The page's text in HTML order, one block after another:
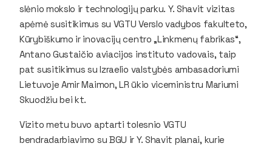
slėnio mokslo ir technologijų parku. Y. Shavit vizitas
apėmė susitikimus su VGTU Verslo vadybos fakulteto,
Kūrybiškumo ir inovacijų centro „Linkmenų fabrikas“,
Antano Gustaičio aviacijos instituto vadovais, taip
pat susitikimus su Izraelio valstybės ambasadoriumi
Lietuvoje Amir Maimon, LR ūkio viceministru Mariumi
Skuodžiu bei kt.
Vizito metu buvo aptarti tolesnio VGTU
bendradarbiavimo su BGU ir Y. Shavit planai, kurie